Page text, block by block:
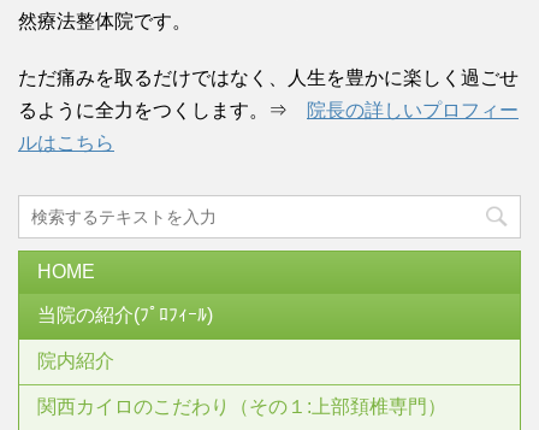
然療法整体院です。
ただ痛みを取るだけではなく、人生を豊かに楽しく過ごせ
るように全力をつくします。⇒
院長の詳しいプロフィー
ルはこちら
HOME
当院の紹介(ﾌﾟﾛﾌｨｰﾙ)
院内紹介
関西カイロのこだわり（その１:上部頚椎専門）